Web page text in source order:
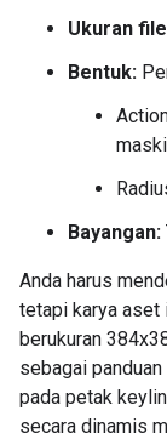
Ukuran
Bentuk:
Bayangan:
Anda harus
tetapi karya aset
berukuran
sebagai
pada petak
secara dinamis